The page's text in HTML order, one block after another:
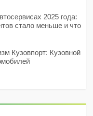
2025 года:
стало меньше и что
Кузовпорт: Кузовной